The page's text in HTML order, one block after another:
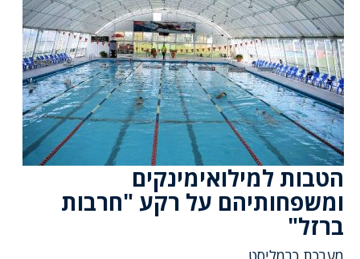
הטבות למילואימינקים
ומשפחותיהם על רקע "חרבות
ברזל"